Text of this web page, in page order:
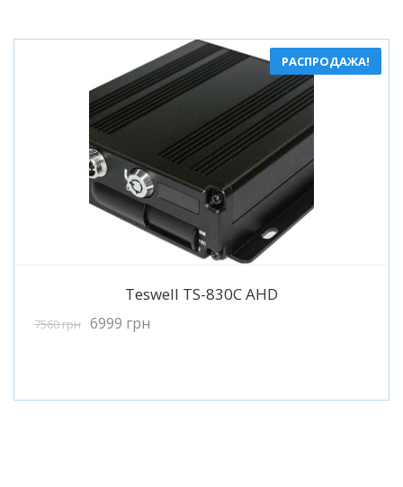
РАСПРОДАЖА!
Подробнее
Teswell TS-830C AHD
7560грн 6999 грн